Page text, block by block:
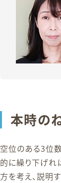
本時の
空位のある3位
的に繰り下げれ
方を考え、説明